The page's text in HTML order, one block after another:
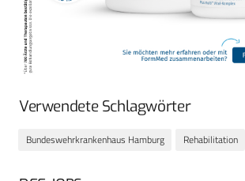
Verwendete Schlagwörter
Bundeswehrkrankenhaus Hamburg Rehabilitation